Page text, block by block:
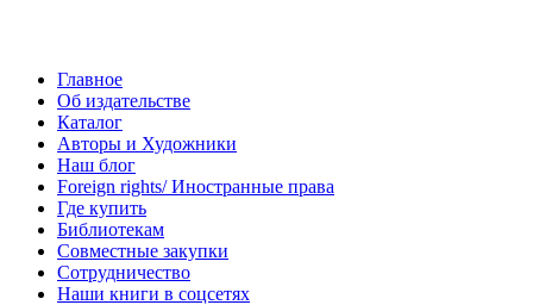
Главное
Об издательстве
Каталог
Авторы и Художники
Наш блог
Foreign rights/ Иностранные права
Где купить
Библиотекам
Совместные закупки
Сотрудничество
Наши книги в соцсетях